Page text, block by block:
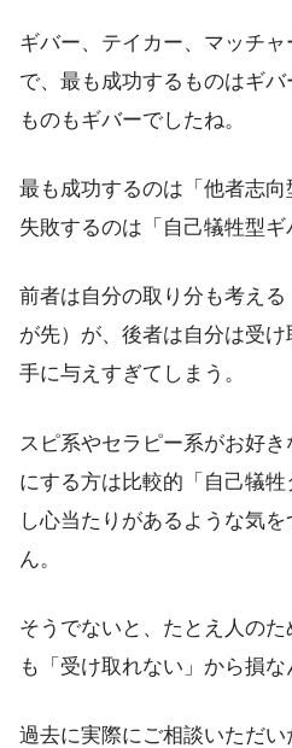
ギバー、テイカー、マッチ
で、最も成功するものはギ
ものもギバーでしたね。
最も成功するのは「他者志
失敗するのは「自己犠牲型ギ
前者は自分の取り分も考え
が先）が、後者は自分は受
手に与えすぎてしまう。
スピ系やセラピー系がお好
にする方は比較的「自己犠
し心当たりがあるような気
ん。
そうでないと、たとえ人の
も「受け取れない」から損な
過去に実際にご相談いただい